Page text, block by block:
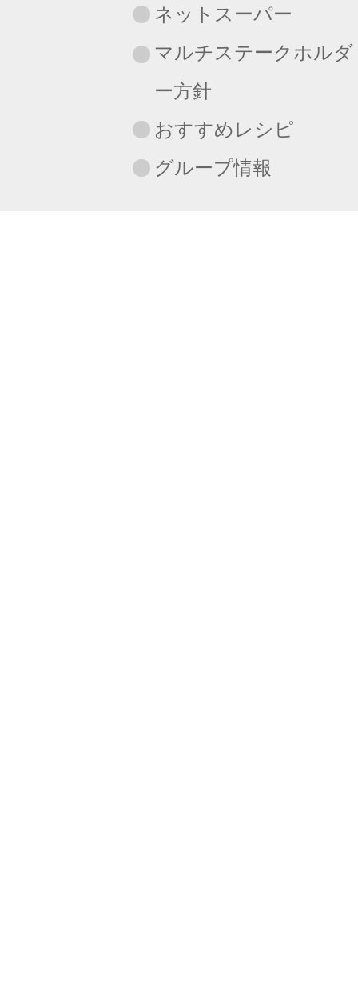
ネットスーパー
マルチステークホルダ
ー方針
おすすめレシピ
グループ情報